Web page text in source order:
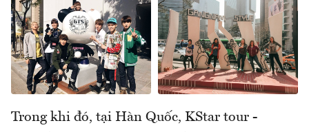
Trong khi đó, tại Hàn Quốc, KStar tour -